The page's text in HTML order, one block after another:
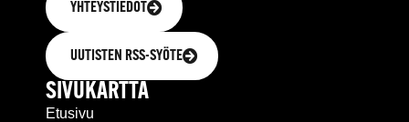
YHTEYSTIEDOT
UUTISTEN RSS-SYÖTE
SIVUKARTTA
Etusivu